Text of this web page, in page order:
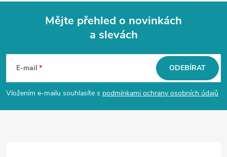
p
a
Mějte přehled o novinkách
a slevách
E-mail
Vložením e-mailu souhlasíte s podmínkami ochrany osobních údajů
ODEBÍRAT